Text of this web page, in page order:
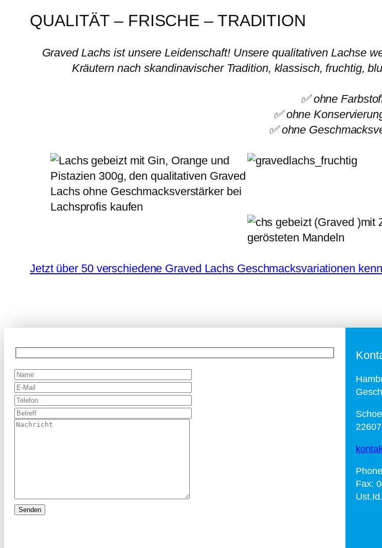
QUALITÄT – FRISCHE – TRADITION
Graved Lachs ist unsere Leidenschaft! Unsere qualitativen Lachse
Kräutern nach skandinavischer Tradition, klassisch, fruchtig,
✅ ohne
✅ ohne
✅ ohne
Jetzt über 50 verschiedene Graved Lachs Geschmacksvariationen
Fax: